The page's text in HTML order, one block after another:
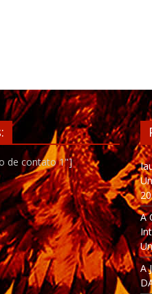
de contato 1"]
A
A